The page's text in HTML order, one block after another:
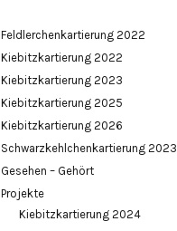
Feldlerchenkartierung 2022
Kiebitzkartierung 2022
Kiebitzkartierung 2023
Kiebitzkartierung 2025
Kiebitzkartierung 2026
Schwarzkehlchenkartierung
Gesehen – Gehört
Projekte
Kiebitzkartierung 2024